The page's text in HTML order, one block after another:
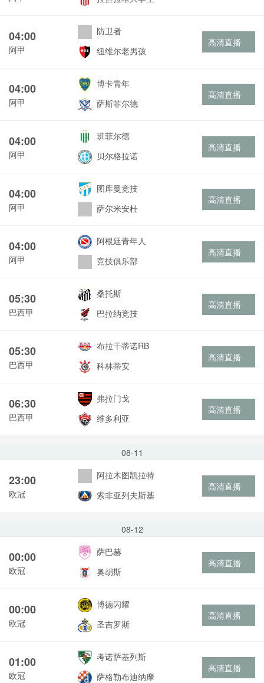
04:00
阿甲
防卫者
纽维尔老男孩
高清直播
04:00
阿甲
博卡青年
萨斯菲尔德
高清直播
04:00
阿甲
班菲尔德
贝尔格拉诺
高清直播
04:00
阿甲
图库曼竞技
萨尔米安杜
高清直播
04:00
阿甲
阿根廷青年人
竞技俱乐部
高清直播
05:30
巴西甲
桑托斯
巴拉纳竞技
高清直播
05:30
巴西甲
布拉干蒂诺RB
科林蒂安
高清直播
06:30
巴西甲
弗拉门戈
维多利亚
高清直播
08-11
23:00
欧冠
阿拉木图凯拉特
索非亚列夫斯基
高清直播
08-12
00:00
欧冠
萨巴赫
奥胡斯
高清直播
00:00
欧冠
博德闪耀
圣吉罗斯
高清直播
01:00
欧冠
考诺萨基列斯
萨格勒布迪纳摩
高清直播